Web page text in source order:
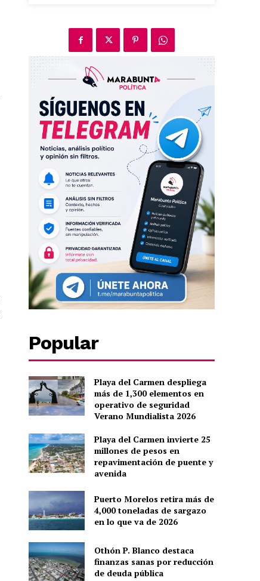
Popular
Playa del Carmen despliega
más de 1,300 elementos en
operativo de seguridad
Verano Mundialista 2026
Playa del Carmen invierte 25
millones de pesos en
repavimentación de puente y
avenida
Puerto Morelos retira más de
4,000 toneladas de sargazo
en lo que va de 2026
Othón P. Blanco destaca
finanzas sanas por reducción
de deuda pública